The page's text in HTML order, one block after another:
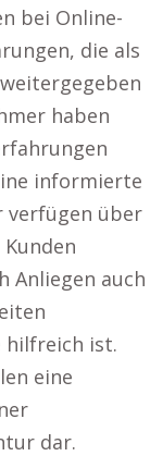
bei Online-
die als
haben
informierte
verfügen über
Anliegen auch
hilfreich ist.
eine
dar.